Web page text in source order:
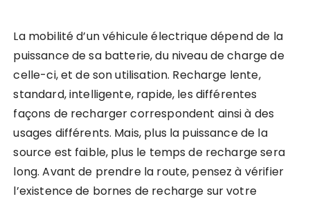
La mobilité d’un véhicule électrique dépend de la
puissance de sa batterie, du niveau de charge de
celle-ci, et de son utilisation. Recharge lente,
standard, intelligente, rapide, les différentes
façons de recharger correspondent ainsi à des
usages différents. Mais, plus la puissance de la
source est faible, plus le temps de recharge sera
long. Avant de prendre la route, pensez à vérifier
l’existence de bornes de recharge sur votre